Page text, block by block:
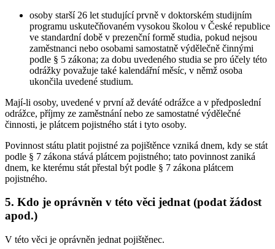
osoby starší 26 let studující prvně v doktorském studijním
programu uskutečňovaném vysokou školou v České republice
ve standardní době v prezenční formě studia, pokud nejsou
zaměstnanci nebo osobami samostatně výdělečně činnými
podle § 5 zákona; za dobu uvedeného studia se pro účely této
odrážky považuje také kalendářní měsíc, v němž osoba
ukončila uvedené studium.
Mají-li osoby, uvedené v první až deváté odrážce a v předposlední
odrážce, příjmy ze zaměstnání nebo ze samostatné výdělečné
činnosti, je plátcem pojistného stát i tyto osoby.
Povinnost státu platit pojistné za pojištěnce vzniká dnem, kdy se stát
podle § 7 zákona stává plátcem pojistného; tato povinnost zaniká
dnem, ke kterému stát přestal být podle § 7 zákona plátcem
pojistného.
5. Kdo je oprávněn v této věci jednat (podat žádost
apod.)
V této věci je oprávněn jednat pojištěnec.